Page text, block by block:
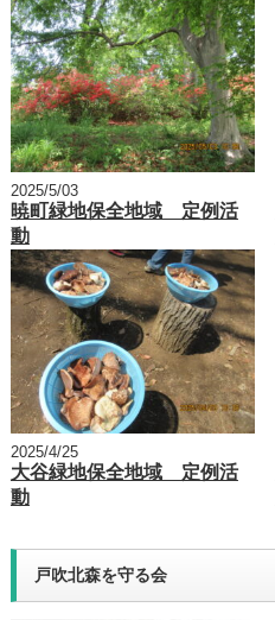
2025/5/03
暁町緑地保全地域 定例活
動
2025/4/25
大谷緑地保全地域 定例活
動
戸吹北森を守る会